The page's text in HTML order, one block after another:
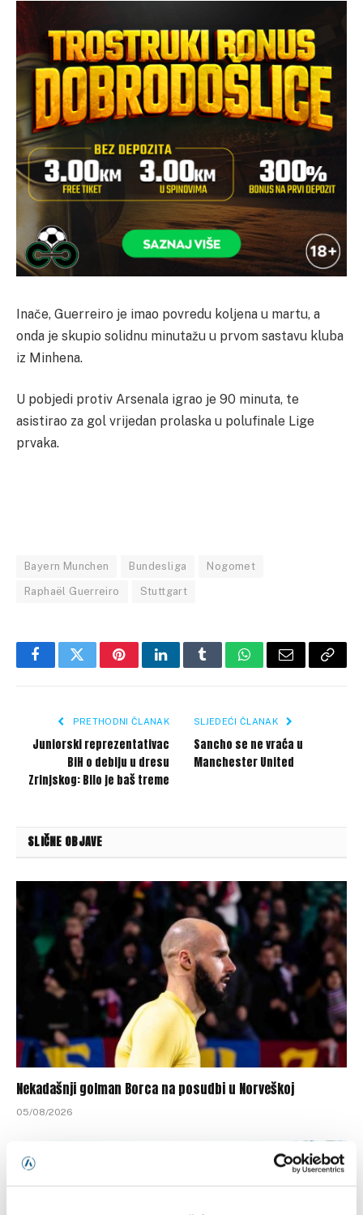
Inače, Guerreiro je imao povredu koljena u martu, a
onda je skupio solidnu minutažu u prvom sastavu kluba
iz Minhena.
U pobjedi protiv Arsenala igrao je 90 minuta, te
asistirao za gol vrijedan prolaska u polufinale Lige
prvaka.
Bayern Munchen Bundesliga Nogomet
Raphaël Guerreiro Stuttgart
FacebookTwitterPinterestLinkedInTumblrWhatsApp
Email Copy
PRETHODNI ČLANAK
Juniorski reprezentativac
BiH o debiju u dresu
Zrinjskog: Bilo je baš treme
SLJEDEĆI ČLANAK
Sancho se ne vraća u
Manchester United
SLIČNE OBJAVE
Nekadašnji golman Borca na posudbi u Norveškoj
05/08/2026